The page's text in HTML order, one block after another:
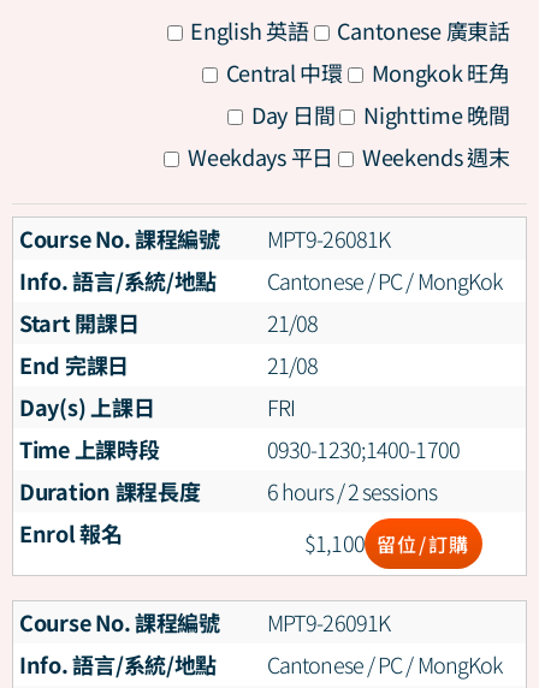
All English 英語
Cantonese 廣東話
All Central 中環
Mongkok 旺角
All Day 日間
Nighttime 晚間
All Weekdays 平日 Weekends 週末
Course No. 課程編號
MPT9-26081K
Info. 語言/系統/地點
Cantonese / PC / MongKok
Start 開課日
21/08
End 完課日
21/08
Day(s) 上課日
FRI
Time 上課時段
0930-1230;1400-1700
Duration 課程長度
6 hours / 2 sessions
Enrol 報名
$1,100 留位/訂購
Course No. 課程編號
MPT9-26091K
Info. 語言/系統/地點
Cantonese / PC / MongKok